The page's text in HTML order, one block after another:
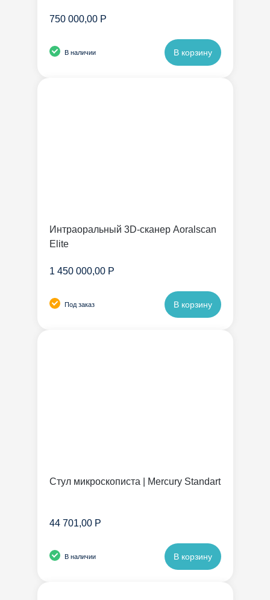
750 000,00 Р
В наличии В корзину
Интраоральный 3D-сканер Aoralscan
Elite
1 450 000,00 Р
Под заказ В корзину
Стул микроскописта | Mercury Standart
44 701,00 Р
В наличии В корзину